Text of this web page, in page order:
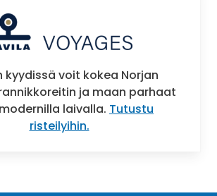
kyydissä voit kokea Norjan
ja maan parhaat
laivalla. Tutustu
risteilyihin.